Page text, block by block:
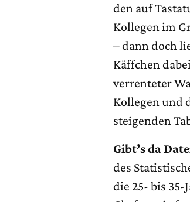
den auf
Kollegen im
– dann doch
Käffchen
verrenteter
Kollegen und
steigenden
Gibt’s da
des
die 25- bis